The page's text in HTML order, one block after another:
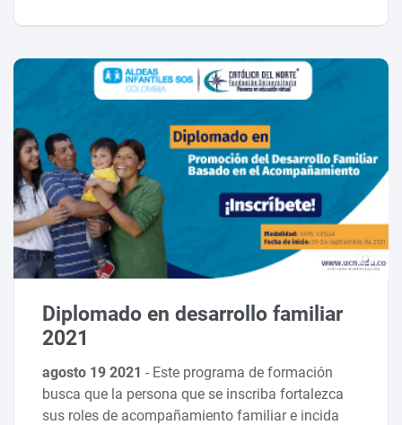
Diplomado en desarrollo familiar
2021
agosto 19 2021- Este programa de formación
busca que la persona que se inscriba fortalezca
sus roles de acompañamiento familiar e incida